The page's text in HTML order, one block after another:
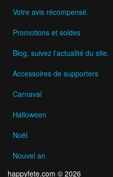
Votre avis récompensé.
Promotions et soldes
Blog, suivez l'actualité du site.
Accessoires de supporters
Carnaval
Halloween
Noël
Nouvel an
happyfete.com © 2026